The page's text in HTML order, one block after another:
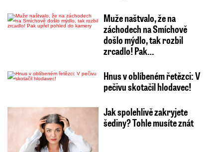
Muže naštvalo, že na
záchodech na Smíchově
došlo mýdlo, tak rozbil
zrcadlo! Pak…
Hnus v oblíbeném řetězci: V
pečivu skotačil hlodavec!
Jak spolehlivě zakryjete
šediny? Tohle musíte znát